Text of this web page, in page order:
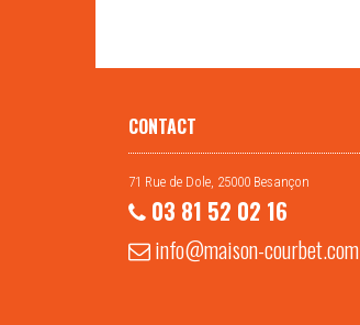
CONTACT
71 Rue de Dole, 25000 Besançon
03 81 52 02 16
info@maison-courbet.com